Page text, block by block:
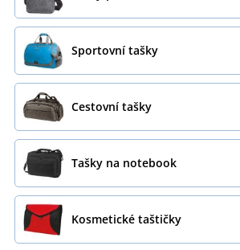
Sportovní tašky
Cestovní tašky
Tašky na notebook
Kosmetické taštičky